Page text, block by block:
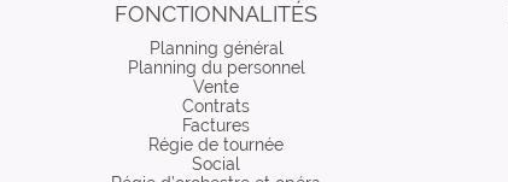
FONCTIONNALITÉS
Planning général
Planning du personnel
Vente
Contrats
Factures
Régie de tournée
Social